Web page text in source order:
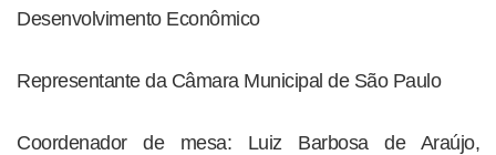
Desenvolvimento Econômico
Representante da Câmara Municipal de São Paulo
Coordenador de mesa: Luiz Barbosa de Araújo,